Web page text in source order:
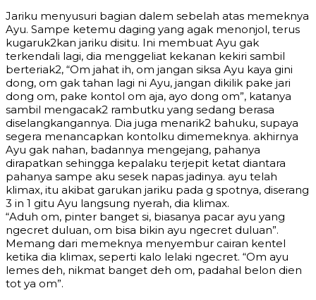
Jariku menyusuri bagian dalem sebelah atas memeknya
Ayu. Sampe ketemu daging yang agak menonjol, terus
kugaruk2kan jariku disitu. Ini membuat Ayu gak
terkendali lagi, dia menggeliat kekanan kekiri sambil
berteriak2, “Om jahat ih, om jangan siksa Ayu kaya gini
dong, om gak tahan lagi ni Ayu, jangan dikilik pake jari
dong om, pake kontol om aja, ayo dong om”, katanya
sambil mengacak2 rambutku yang sedang berasa
diselangkangannya. Dia juga menarik2 bahuku, supaya
segera menancapkan kontolku dimemeknya. akhirnya
Ayu gak nahan, badannya mengejang, pahanya
dirapatkan sehingga kepalaku terjepit ketat diantara
pahanya sampe aku sesek napas jadinya. ayu telah
klimax, itu akibat garukan jariku pada g spotnya, diserang
3 in 1 gitu Ayu langsung nyerah, dia klimax.
“Aduh om, pinter banget si, biasanya pacar ayu yang
ngecret duluan, om bisa bikin ayu ngecret duluan”.
Memang dari memeknya menyembur cairan kentel
ketika dia klimax, seperti kalo lelaki ngecret. “Om ayu
lemes deh, nikmat banget deh om, padahal belon dien
tot ya om”.